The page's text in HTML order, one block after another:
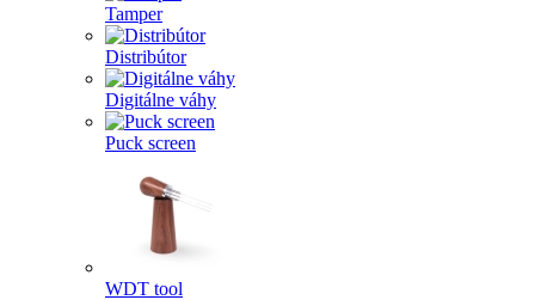
Tamper
Distribútor
Digitálne váhy
Puck screen
WDT tool